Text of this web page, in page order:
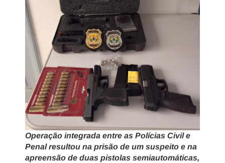
Operação integrada entre as Polícias Civil e
Penal resultou na prisão de um suspeito e na
apreensão de duas pistolas semiautomáticas,